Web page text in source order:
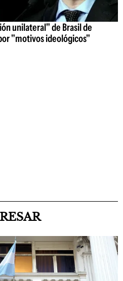
unilateral" de Brasil de
"motivos ideológicos"